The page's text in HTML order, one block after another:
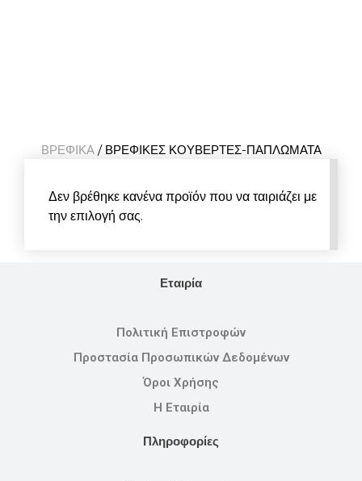
ΒΡΕΦΙΚΑ/ ΒΡΕΦΙΚΕΣ ΚΟΥΒΕΡΤΕΣ-ΠΑΠΛΩΜΑΤΑ
Δεν βρέθηκε κανένα προϊόν που να ταιριάζει με
την επιλογή σας.
Εταιρία
Πολιτική Επιστροφών
Προστασία Προσωπικών Δεδομένων
Όροι Χρήσης
Η Εταιρία
Πληροφορίες